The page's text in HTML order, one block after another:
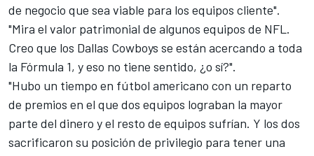
de negocio que sea viable para los equipos cliente".
"Mira el valor patrimonial de algunos equipos de NFL.
Creo que los Dallas Cowboys se están acercando a toda
la Fórmula 1, y eso no tiene sentido, ¿o sí?".
"Hubo un tiempo en fútbol americano con un reparto
de premios en el que dos equipos lograban la mayor
parte del dinero y el resto de equipos sufrían. Y los dos
sacrificaron su posición de privilegio para tener una